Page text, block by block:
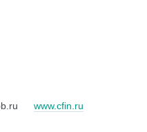
www.cfin.ru